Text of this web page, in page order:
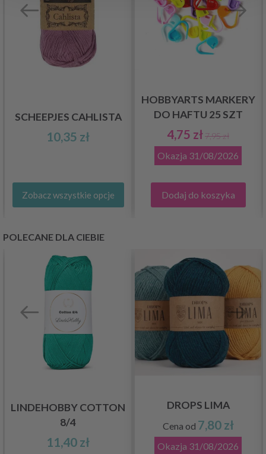
SCHEEPJES CAHLISTA
10,35 zł
Zobacz wszystkie opcje
HOBBYARTS MARKERY
DO HAFTU 25 SZT
4,75 zł7,95 zł
Okazja 31/08/2026
Dodaj do koszyka
POLECANE DLA CIEBIE
LINDEHOBBY COTTON
8/4
11,40 zł
DROPS LIMA
Cena od 7,80 zł
Okazja 31/08/2026